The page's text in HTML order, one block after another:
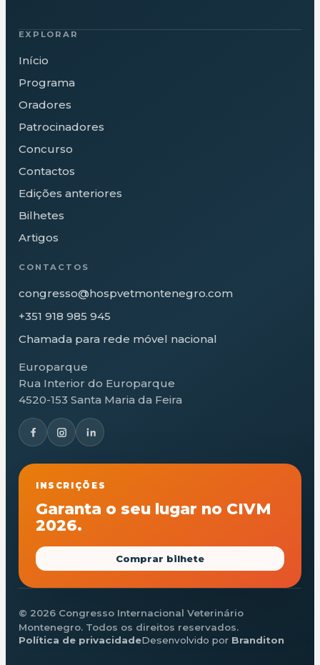
EXPLORAR
Início
Programa
Oradores
Patrocinadores
Concurso
Contactos
Edições anteriores
Bilhetes
Artigos
CONTACTOS
congresso@hospvetmontenegro.com
+351 918 985 945
Chamada para rede móvel nacional
Europarque
Rua Interior do Europarque
4520-153 Santa Maria da Feira
INSCRIÇÕES
Garanta o seu lugar no CIVM
2026.
Comprar bilhete
© 2026 Congresso Internacional Veterinário
Montenegro. Todos os direitos reservados.
Política de privacidadeDesenvolvido por Branditon